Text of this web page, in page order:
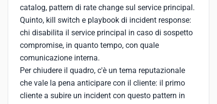
catalog, pattern di rate change sul service principal.
Quinto, kill switch e playbook di incident response:
chi disabilita il service principal in caso di sospetto
compromise, in quanto tempo, con quale
comunicazione interna.
Per chiudere il quadro, c'è un tema reputazionale
che vale la pena anticipare con il cliente: il primo
cliente a subire un incident con questo pattern in